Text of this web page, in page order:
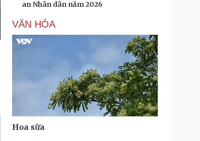
an Nhân dân năm 2026
VĂN HÓA
Hoa sữa